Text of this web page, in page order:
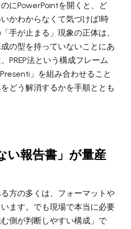
にPowerPointを開くと、ど
かわからなくて気づけば1時
手が止まる」現象の正体は、
の型を持っていないことにあ
PREP法という構成フレーム
」を組み合わせること
どう解消するかを手順ととも
い報告書」が量産
方の多くは、フォーマットや
ます。でも現場で本当に必要
側が判断しやすい構成」で